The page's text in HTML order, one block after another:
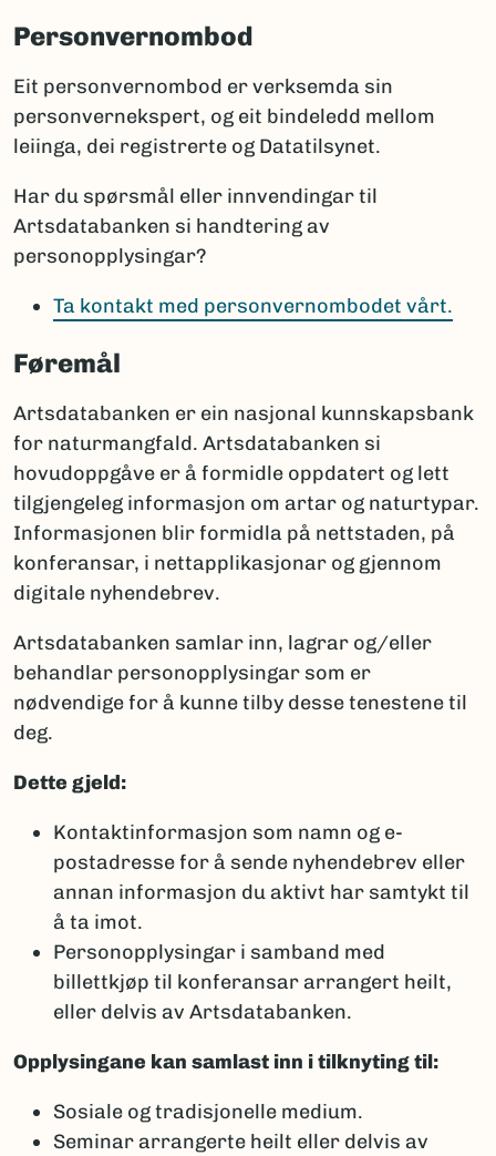
Personvernombod
Eit personvernombod er verksemda sin
personvernekspert, og eit bindeledd mellom
leiinga, dei registrerte og Datatilsynet.
Har du spørsmål eller innvendingar til
Artsdatabanken si handtering av
personopplysingar?
Ta kontakt med personvernombodet vårt.
Føremål
Artsdatabanken er ein nasjonal kunnskapsbank
for naturmangfald. Artsdatabanken si
hovudoppgåve er å formidle oppdatert og lett
tilgjengeleg informasjon om artar og naturtypar.
Informasjonen blir formidla på nettstaden, på
konferansar, i nettapplikasjonar og gjennom
digitale nyhendebrev.
Artsdatabanken samlar inn, lagrar og/eller
behandlar personopplysingar som er
nødvendige for å kunne tilby desse tenestene til
deg.
Dette gjeld:
Kontaktinformasjon som namn og e-
postadresse for å sende nyhendebrev eller
annan informasjon du aktivt har samtykt til
å ta imot.
Personopplysingar i samband med
billettkjøp til konferansar arrangert heilt,
eller delvis av Artsdatabanken.​
Opplysingane kan samlast inn i tilknyting til:
Sosiale og tradisjonelle medium.
Seminar arrangerte heilt eller delvis av